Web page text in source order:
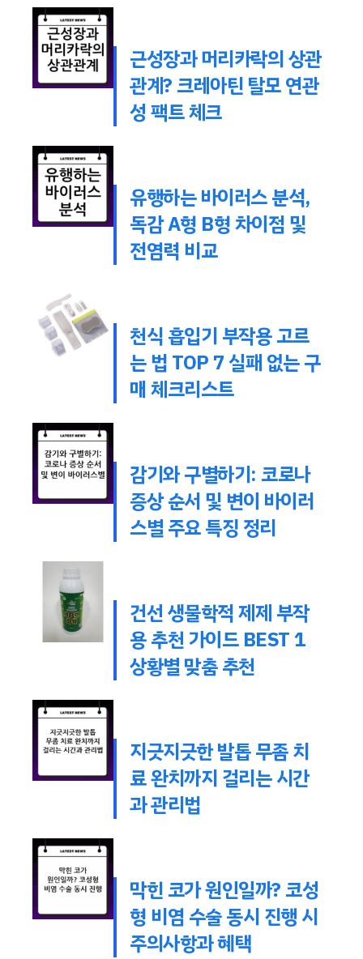
근성장과 머리카락의 상관
관계? 크레아틴 탈모 연관
성 팩트 체크
유행하는 바이러스 분석,
독감 A형 B형 차이점 및
전염력 비교
천식 흡입기 부작용 고르
는 법 TOP 7 실패 없는 구
매 체크리스트
감기와 구별하기: 코로나
증상 순서 및 변이 바이러
스별 주요 특징 정리
건선 생물학적 제제 부작
용 추천 가이드 BEST 1
상황별 맞춤 추천
지긋지긋한 발톱 무좀 치
료 완치까지 걸리는 시간
과 관리법
막힌 코가 원인일까? 코성
형 비염 수술 동시 진행 시
주의사항과 혜택